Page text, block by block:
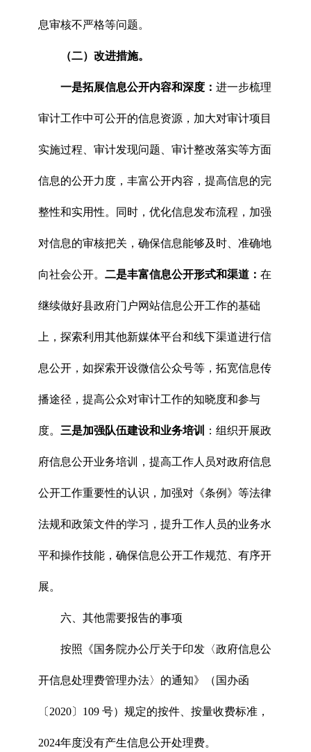
息审核不严格等问题。
（二）改进措施。
一是拓展信息公开内容和深度： 进一步梳理
审计工作中可公开的信息资源，加大对审计项目
实施过程、审计发现问题、审计整改落实等方面
信息的公开力度，丰富公开内容，提高信息的完
整性和实用性。同时，优化信息发布流程，加强
对信息的审核把关，确保信息能够及时、准确地
向社会公开。 二是丰富信息公开形式和渠道： 在
继续做好县政府门户网站信息公开工作的基础
上，探索利用其他新媒体平台和线下渠道进行信
息公开，如探索开设微信公众号等，拓宽信息传
播途径，提高公众对审计工作的知晓度和参与
度。 三是加强队伍建设和业务培训 ：组织开展政
府信息公开业务培训，提高工作人员对政府信息
公开工作重要性的认识，加强对《条例》等法律
法规和政策文件的学习，提升工作人员的业务水
平和操作技能，确保信息公开工作规范、有序开
展。
六、其他需要报告的事项
按照《国务院办公厅关于印发〈政府信息公
开信息处理费管理办法〉的通知》（国办函
〔2020〕109 号）规定的按件、按量收费标准，
2024年度没有产生信息公开处理费。